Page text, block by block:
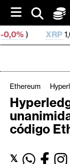
i
p
t
o
1,04 ( -1,32%)
C
r
i
Ethereum
código
𝕏